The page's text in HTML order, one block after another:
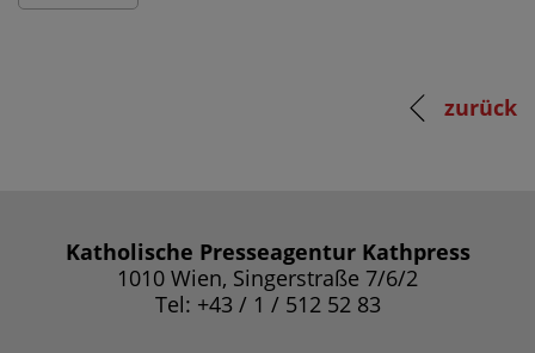
zurück
Katholische Presseagentur Kathpress
1010 Wien, Singerstraße 7/6/2
Tel: +43 / 1 / 512 52 83